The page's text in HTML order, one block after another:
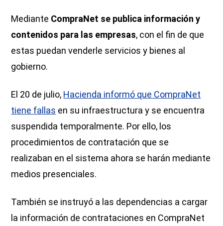
Mediante CompraNet se publica información y
contenidos para las empresas, con el fin de que
estas puedan venderle servicios y bienes al
gobierno.
El 20 de julio, Hacienda informó que CompraNet
tiene fallas en su infraestructura y se encuentra
suspendida temporalmente. Por ello, los
procedimientos de contratación que se
realizaban en el sistema ahora se harán mediante
medios presenciales.
También se instruyó a las dependencias a cargar
la información de contrataciones en CompraNet